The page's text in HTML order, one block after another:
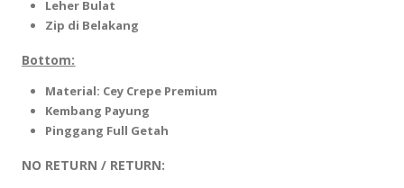
Leher Bulat
Zip di Belakang
Bottom:
Material: Cey Crepe Premium
Kembang Payung
Pinggang Full Getah
NO RETURN / RETURN: